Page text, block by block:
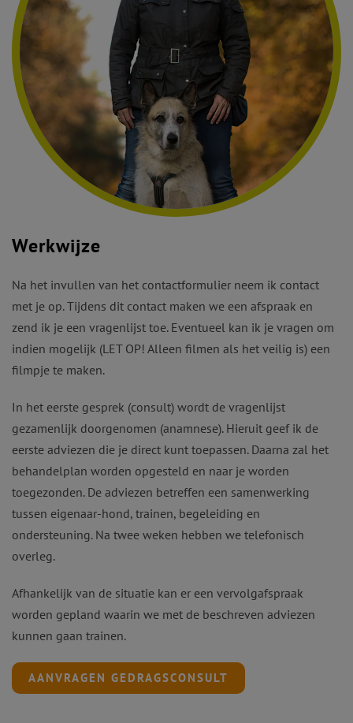
Werkwijze
Na het invullen van het contactformulier neem ik contact
met je op. Tijdens dit contact maken we een afspraak en
zend ik je een vragenlijst toe. Eventueel kan ik je vragen om
indien mogelijk (LET OP! Alleen filmen als het veilig is) een
filmpje te maken.
In het eerste gesprek (consult) wordt de vragenlijst
gezamenlijk doorgenomen (anamnese). Hieruit geef ik de
eerste adviezen die je direct kunt toepassen. Daarna zal het
behandelplan worden opgesteld en naar je worden
toegezonden. De adviezen betreffen een samenwerking
tussen eigenaar-hond, trainen, begeleiding en
ondersteuning. Na twee weken hebben we telefonisch
overleg.
Afhankelijk van de situatie kan er een vervolgafspraak
worden gepland waarin we met de beschreven adviezen
kunnen gaan trainen.
AANVRAGEN GEDRAGSCONSULT